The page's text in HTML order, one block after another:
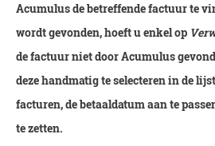
Acumulus de betreffende factuur te
wordt gevonden, hoeft u enkel op
de factuur niet door Acumulus
deze handmatig te selecteren in de
facturen, de betaaldatum aan te
te zetten.